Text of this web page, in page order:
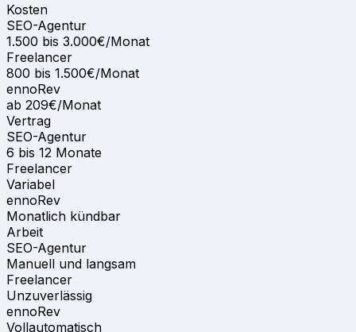
Kosten
SEO-Agentur
1.500 bis 3.000€/Monat
Freelancer
800 bis 1.500€/Monat
ennoRev
ab 209€/Monat
Vertrag
SEO-Agentur
6 bis 12 Monate
Freelancer
Variabel
ennoRev
Monatlich kündbar
Arbeit
SEO-Agentur
Manuell und langsam
Freelancer
Unzuverlässig
ennoRev
Vollautomatisch